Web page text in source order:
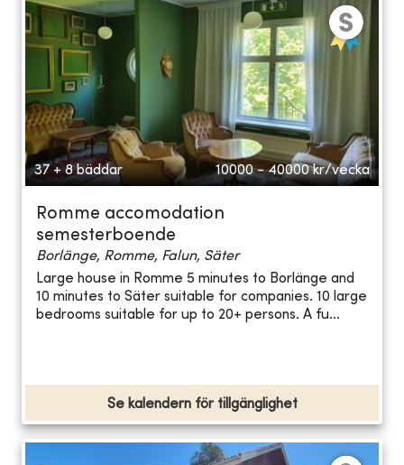
37 + 8 bäddar 10000 - 40000 kr/vecka
Romme accomodation
semesterboende
Borlänge, Romme, Falun, Säter
Large house in Romme 5 minutes to Borlänge and
10 minutes to Säter suitable for companies. 10 large
bedrooms suitable for up to 20+ persons. A fu...
Se kalendern för tillgänglighet